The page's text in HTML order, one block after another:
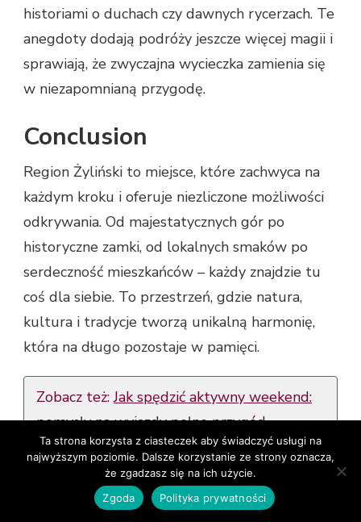
historiami o duchach czy dawnych rycerzach. Te
anegdoty dodają podróży jeszcze więcej magii i
sprawiają, że zwyczajna wycieczka zamienia się
w niezapomnianą przygodę.
Conclusion
Region Żyliński to miejsce, które zachwyca na
każdym kroku i oferuje niezliczone możliwości
odkrywania. Od majestatycznych gór po
historyczne zamki, od lokalnych smaków po
serdeczność mieszkańców – każdy znajdzie tu
coś dla siebie. To przestrzeń, gdzie natura,
kultura i tradycje tworzą unikalną harmonię,
która na długo pozostaje w pamięci.
Zobacz też:Jak spędzić aktywny weekend:
pomysły na wyjazdy pełne przygód
Podróżując po Żylinie i okolicach, można nie
tylko odpocząć, ale również zanurzyć się w
Ta strona korzysta z ciasteczek aby świadczyć usługi na
najwyższym poziomie. Dalsze korzystanie ze strony oznacza,
że zgadzasz się na ich użycie.
Zgoda
Polityka prywatności